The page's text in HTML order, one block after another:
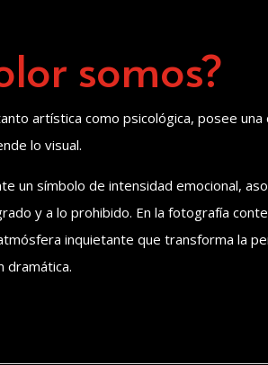
somos?
artística como psicológica, posee una
lo visual.
un símbolo de intensidad emocional,
y a lo prohibido. En la fotografía
inquietante que transforma la
dramática.